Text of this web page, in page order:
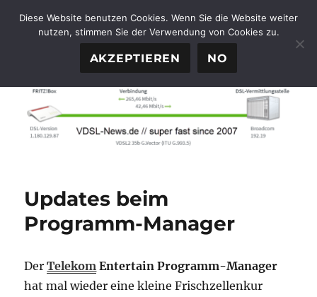
FTTH-News.de
Updates beim
Programm-Manager
DerTelekom Entertain Programm-Manager
hat mal wieder eine kleine Frischzellenkur
Diese Website benutzen Cookies. Wenn Sie die Website weiter
nutzen, stimmen Sie der Verwendung von Cookies zu.
AKZEPTIEREN NO